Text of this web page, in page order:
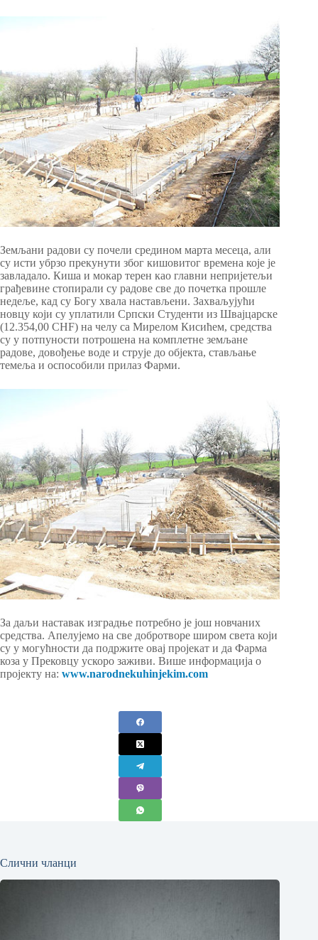
Земљани радови су почели средином марта месеца, али
су исти убрзо прекунути због кишовитог времена које је
завладало. Киша и мокар терен као главни непријетељи
грађевине стопирали су радове све до почетка прошле
недеље, кад су Богу хвала настављени. Захваљујући
новцу који су уплатили Српски Студенти из Швајцарске
(12.354,00 CHF) на челу са Мирелом Кисићем, средства
су у потпуности потрошена на комплетне земљане
радове, довођење воде и струје до објекта, стављање
темеља и оспособили прилаз Фарми.
За даљи наставак изградње потребно је још новчаних
средства. Апелујемо на све добротворе широм света који
су у могућности да подржите овај пројекат и да Фарма
коза у Прековцу ускоро заживи. Више информација o
пројекту на: www.narodnekuhinjekim.com
Слични чланци